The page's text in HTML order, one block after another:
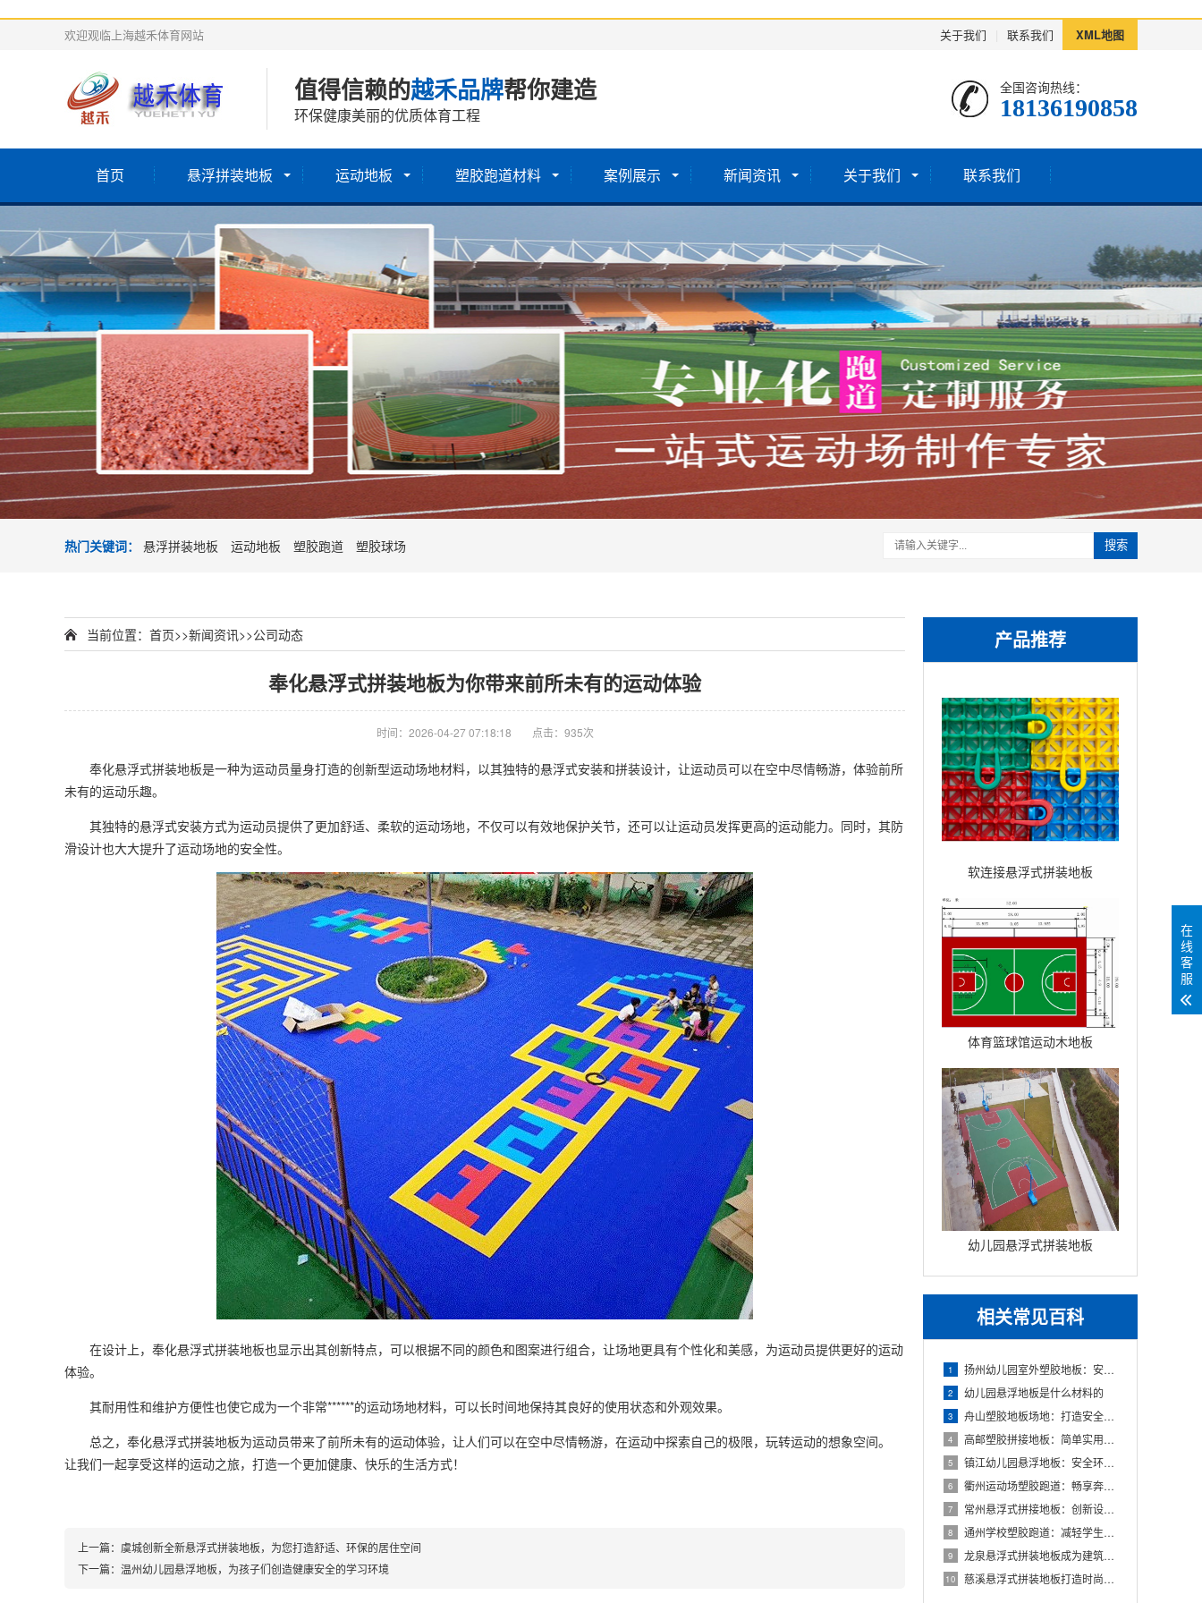
关于我们 联系我们 XML地图
欢迎观临上海越禾体育网站
值得信赖的越禾品牌帮你建造
环保健康美丽的优质体育工程
全国咨询热线：
18136190858
首页 悬浮拼装地板 运动地板 塑胶跑道材料 案例展示 新闻资讯 关于我们 联系我们
热门关键词： 悬浮拼装地板 运动地板 塑胶跑道 塑胶球场 搜索
产品推荐
软连接悬浮式拼装地板
体育篮球馆运动木地板
幼儿园悬浮式拼装地板
相关常见百科
1 扬州幼儿园室外塑胶地板：安全环保的儿童游玩选择
2 幼儿园悬浮地板是什么材料的
3 舟山塑胶地板场地：打造安全舒适的运动空间
4 高邮塑胶拼接地板：简单实用的地面装饰选择
5 镇江幼儿园悬浮地板：安全环保的孩子专属游乐场
6 衢州运动场塑胶跑道：畅享奔跑的快乐，健康成长的舞台
7 常州悬浮式拼接地板：创新设计，简化装修流程
8 通州学校塑胶跑道：减轻学生运动负荷，提高身心健康
9 龙泉悬浮式拼装地板成为建筑工程设计的全新选择
10 慈溪悬浮式拼装地板打造时尚优质的室内环境
当前位置： 首页>>新闻资讯>>公司动态
奉化悬浮式拼装地板为你带来前所未有的运动体验
时间：2026-04-27 07:18:18 点击：935次
奉化悬浮式拼装地板是一种为运动员量身打造的创新型运动场地材料，以其独特的悬浮式安装和拼装设计，让运动员可以在空中尽情畅游，体验前所
未有的运动乐趣。
其独特的悬浮式安装方式为运动员提供了更加舒适、柔软的运动场地，不仅可以有效地保护关节，还可以让运动员发挥更高的运动能力。同时，其防
滑设计也大大提升了运动场地的安全性。
在设计上，奉化悬浮式拼装地板也显示出其创新特点，可以根据不同的颜色和图案进行组合，让场地更具有个性化和美感，为运动员提供更好的运动
体验。
其耐用性和维护方便性也使它成为一个非常******的运动场地材料，可以长时间地保持其良好的使用状态和外观效果。
总之，奉化悬浮式拼装地板为运动员带来了前所未有的运动体验，让人们可以在空中尽情畅游，在运动中探索自己的极限，玩转运动的想象空间。
让我们一起享受这样的运动之旅，打造一个更加健康、快乐的生活方式！
上一篇： 虞城创新全新悬浮式拼装地板，为您打造舒适、环保的居住空间
下一篇： 温州幼儿园悬浮地板，为孩子们创造健康安全的学习环境
在
线
客
服